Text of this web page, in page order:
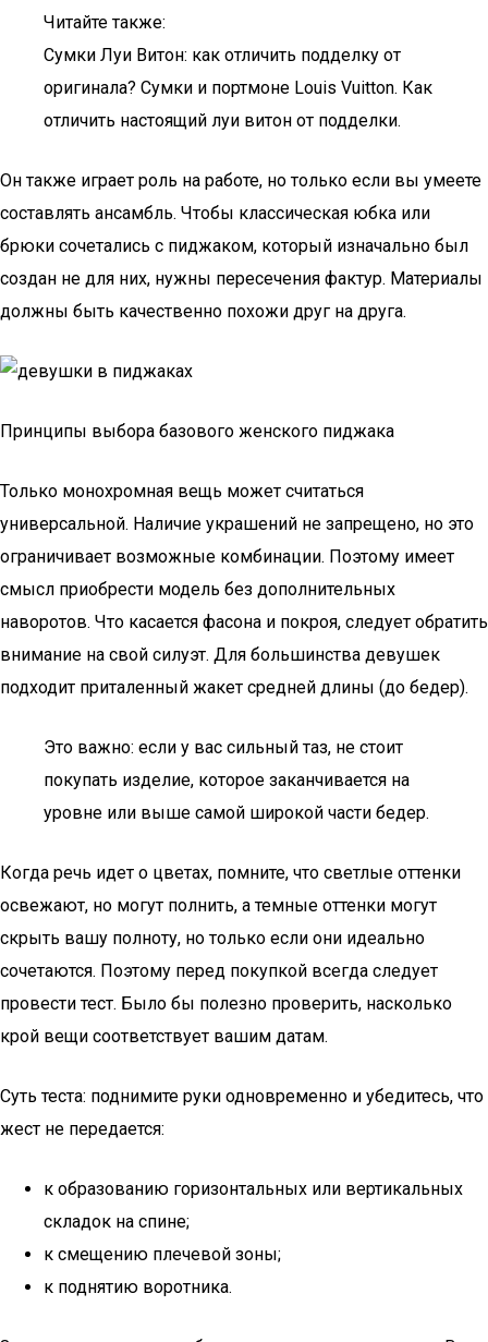
Читайте также:
Сумки Луи Витон: как отличить подделку от
оригинала? Сумки и портмоне Louis Vuitton. Как
отличить настоящий луи витон от подделки.
Он также играет роль на работе, но только если вы умеете
составлять ансамбль. Чтобы классическая юбка или
брюки сочетались с пиджаком, который изначально был
создан не для них, нужны пересечения фактур. Материалы
должны быть качественно похожи друг на друга.
Принципы выбора базового женского пиджака
Только монохромная вещь может считаться
универсальной. Наличие украшений не запрещено, но это
ограничивает возможные комбинации. Поэтому имеет
смысл приобрести модель без дополнительных
наворотов. Что касается фасона и покроя, следует обратить
внимание на свой силуэт. Для большинства девушек
подходит приталенный жакет средней длины (до бедер).
Это важно: если у вас сильный таз, не стоит
покупать изделие, которое заканчивается на
уровне или выше самой широкой части бедер.
Когда речь идет о цветах, помните, что светлые оттенки
освежают, но могут полнить, а темные оттенки могут
скрыть вашу полноту, но только если они идеально
сочетаются. Поэтому перед покупкой всегда следует
провести тест. Было бы полезно проверить, насколько
крой вещи соответствует вашим датам.
Суть теста: поднимите руки одновременно и убедитесь, что
жест не передается:
к образованию горизонтальных или вертикальных
складок на спине;
к смещению плечевой зоны;
к поднятию воротника.